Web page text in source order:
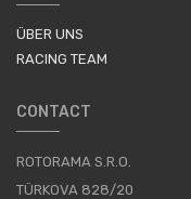
ÜBER UNS
RACING TEAM
CONTACT
ROTORAMA S.R.O.
TÜRKOVA 828/20